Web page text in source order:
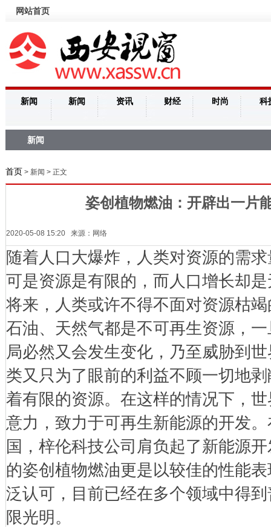
网站首页
新闻 新闻 资讯 财经 时尚 科
新闻
首页 > 新闻 > 正文
姿创植物燃油：开辟出一片
2020-05-08 15:20 来源：网络
随着人口大爆炸，人类对资源的需
可是资源是有限的，而人口增长却
将来，人类或许不得不面对资源枯
石油、天然气都是不可再生资源，
局必然又会发生变化，乃至威胁到
类又只为了眼前的利益不顾一切地
着有限的资源。在这样的情况下，
意力，致力于可再生新能源的开发
国，梓伦科技公司肩负起了新能源
的姿创植物燃油更是以较佳的性能
泛认可，目前已经在多个领域中得
限光明。